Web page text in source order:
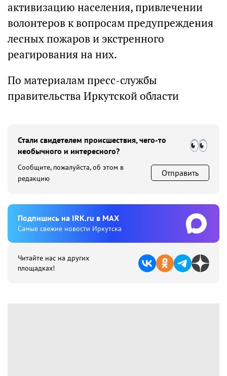
активизацию населения, привлечении
волонтеров к вопросам предупреждения
лесных пожаров и экстренного
реагирования на них.
По материалам пресс-службы
правительства Иркутской области
Стали свидетелем происшествия, чего-то
необычного и интересного?
Сообщите, пожалуйста, об этом в
редакцию
Отправить
Подпишиcь на IRK.ru в MAX
Cамые свежие новости Иркутска
Читайте нас на других
площадках!